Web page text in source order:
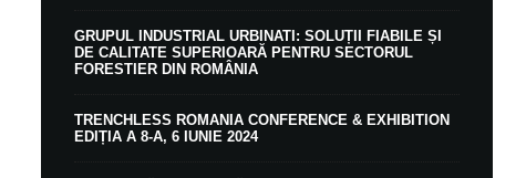
GRUPUL INDUSTRIAL URBINATI: SOLUȚII FIABILE ȘI
DE CALITATE SUPERIOARĂ PENTRU SECTORUL
FORESTIER DIN ROMÂNIA
TRENCHLESS ROMANIA CONFERENCE & EXHIBITION
EDIȚIA A 8-A, 6 IUNIE 2024